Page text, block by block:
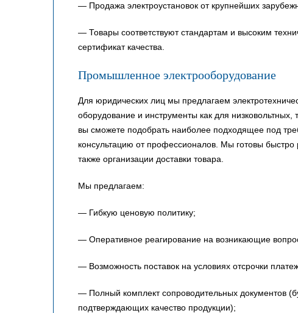
— Продажа электроустановок от крупнейших
— Товары соответствуют стандартам и высоким
сертификат качества.
Промышленное электрооборудование
Для юридических лиц мы предлагаем
оборудование и инструменты как для
вы сможете подобрать наиболее подходящее под
консультацию от профессионалов. Мы готовы
также организации доставки товара.
Мы предлагаем:
— Гибкую ценовую политику;
— Оперативное реагирование на возникающие
— Возможность поставок на условиях отсрочки
— Полный комплект сопроводительных документов
подтверждающих качество продукции);